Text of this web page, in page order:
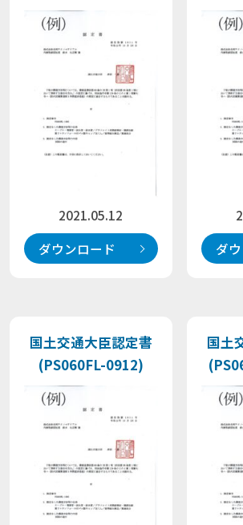
2021.05.12
ダウンロード
ダ
国土交通大臣認定書
(PS060FL-0912)
国土